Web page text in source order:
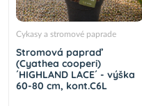
Cykasy a stromové paprade
Stromová papraď
(Cyathea cooperi)
´HIGHLAND LACE´ - výška
60-80 cm, kont.C6L